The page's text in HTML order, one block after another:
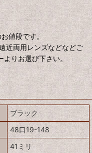
値段です。
近両用レンズなどなどご
りお選び下さい。
ブラック
48口19-148
41ミリ